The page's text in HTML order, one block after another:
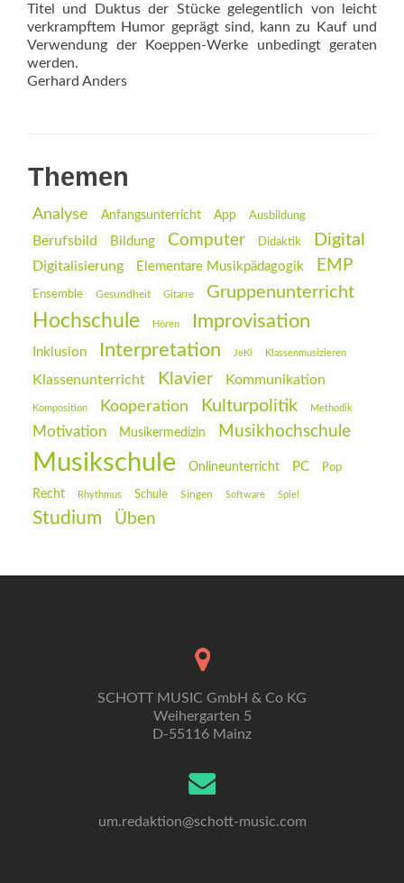
Titel und Duktus der Stücke gelegentlich von leicht
verkrampftem Humor geprägt sind, kann zu Kauf und
Verwendung der Koeppen-Werke unbedingt geraten
werden.
Gerhard Anders
Themen
Analyse Anfangsunterricht App Ausbildung
Berufsbild Bildung Computer Didaktik Digital
Digitalisierung Elementare Musikpädagogik EMP
Ensemble Gesundheit Gitarre Gruppenunterricht
Hochschule Hören Improvisation
Inklusion Interpretation JeKi Klassenmusizieren
Klassenunterricht Klavier Kommunikation
Komposition Kooperation Kulturpolitik Methodik
Motivation Musikermedizin Musikhochschule
Musikschule Onlineunterricht PC Pop
Recht Rhythmus Schule Singen Software Spiel
Studium Üben
SCHOTT MUSIC GmbH & Co KG
Weihergarten 5
D-55116 Mainz
um.redaktion@schott-music.com